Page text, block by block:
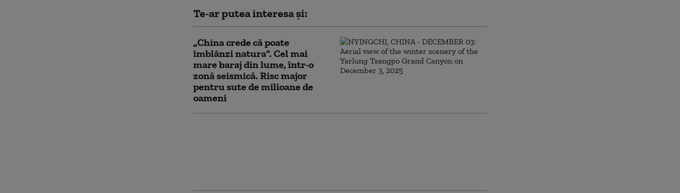
Te-ar putea interesa și:
„China crede că poate
îmblânzi natura”. Cel mai
mare baraj din lume, într-o
zonă seismică. Risc major
pentru sute de milioane de
oameni